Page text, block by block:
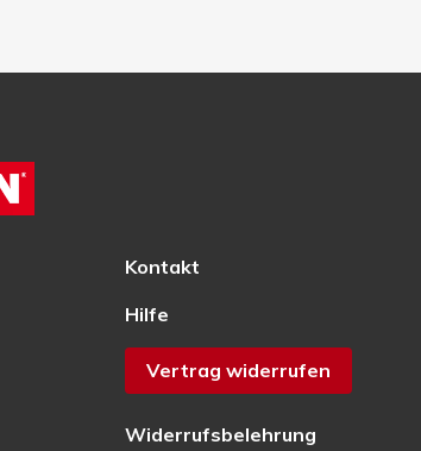
Kontakt
Hilfe
Vertrag widerrufen
Widerrufsbelehrung